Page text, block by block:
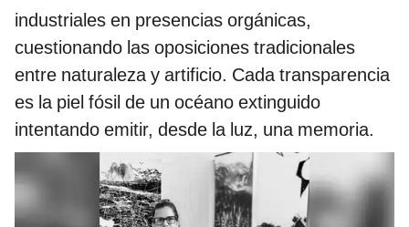
industriales en presencias orgánicas,
cuestionando las oposiciones tradicionales
entre naturaleza y artificio. Cada transparencia
es la piel fósil de un océano extinguido
intentando emitir, desde la luz, una memoria.